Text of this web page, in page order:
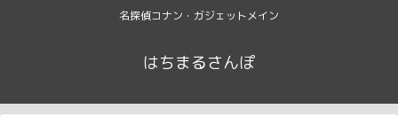
名探偵コナン・ガジェットメイン
はちまるさんぽ